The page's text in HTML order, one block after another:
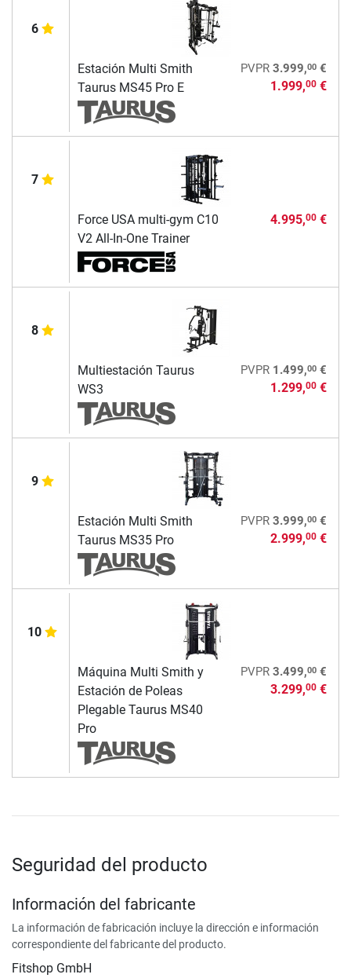
6
Estación Multi Smith
Taurus MS45 Pro E
PVPR 3.999,00€
1.999,00€
7
Force USA multi-gym C10
V2 All-In-One Trainer
4.995,00€
8
Multiestación Taurus
WS3
PVPR 1.499,00€
1.299,00€
9
Estación Multi Smith
Taurus MS35 Pro
PVPR 3.999,00€
2.999,00€
10
Máquina Multi Smith y
Estación de Poleas
Plegable Taurus MS40
Pro
PVPR 3.499,00€
3.299,00€
Seguridad del producto
Información del fabricante
La información de fabricación incluye la dirección e información
correspondiente del fabricante del producto.
Fitshop GmbH